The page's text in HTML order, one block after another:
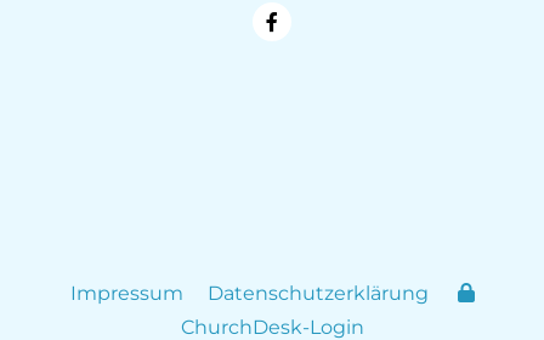
Impressum
Datenschutzerklärung
ChurchDesk-Login